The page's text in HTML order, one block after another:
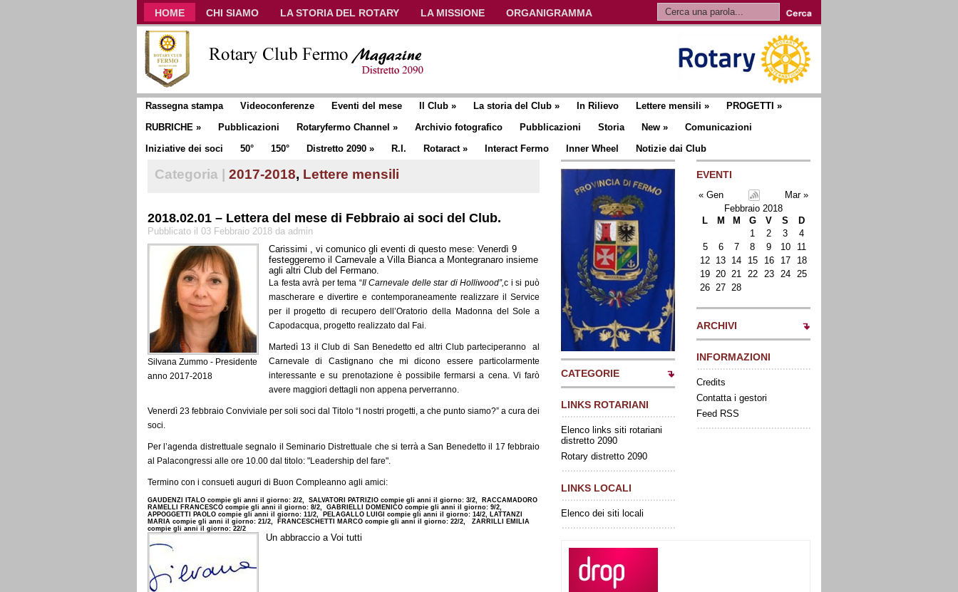
HOME CHI SIAMO LA STORIA DEL ROTARY LA MISSIONE
ORGANIGRAMMA
CLUB COMMUNICATOR
Rassegna stampa Videoconferenze Eventi del mese Il Club » La storia del Club » In Rilievo Lettere mensili » PROGETTI »
RUBRICHE » Pubblicazioni Rotaryfermo Channel » Archivio fotografico Pubblicazioni Storia New »
Comunicazioni
Iniziative dei soci
50° 150° Distretto 2090 » R.I. Rotaract» Interact Fermo Inner Wheel Notizie dai Club
Categoria | 2017-2018, Lettere mensili
2018.02.01 – Lettera del mese di Febbraio ai soci del Club.
Pubblicato il 03 Febbraio 2018 da admin
Silvana Zummo - Presidente
anno 2017-2018
Carissimi , vi comunico gli eventi di questo mese: Venerdì 9
festeggeremo il Carnevale a Villa Bianca a Montegranaro insieme
agli altri Club del Fermano.
La festa avrà per tema “Il Carnevale delle star di Holliwood”,c i si può
mascherare e divertire e contemporaneamente realizzare il Service
per il progetto di recupero dell’Oratorio della Madonna del Sole a
Capodacqua, progetto realizzato dal Fai.
Martedì 13 il Club di San Benedetto ed altri Club parteciperanno al
Carnevale di Castignano che mi dicono essere particolarmente
interessante e su prenotazione è possibile fermarsi a cena. Vi farò
avere maggiori dettagli non appena perverranno.
Venerdì 23 febbraio Conviviale per soli soci dal Titolo “I nostri progetti, a che punto siamo?” a cura dei
soci.
Per l’agenda distrettuale segnalo il Seminario Distrettuale che si terrà a San Benedetto il 17 febbraio
al Palacongressi alle ore 10.00 dal titolo: "Leadership del fare".
Termino con i consueti auguri di Buon Compleanno agli amici:
GAUDENZI ITALO compie gli anni il giorno: 2/2, SALVATORI PATRIZIO compie gli anni il giorno: 3/2, RACCAMADORO
RAMELLI FRANCESCO compie gli anni il giorno: 8/2, GABRIELLI DOMENICO compie gli anni il giorno: 9/2,
APPOGGETTI PAOLO compie gli anni il giorno: 11/2, PELAGALLO LUIGI compie gli anni il giorno: 14/2, LATTANZI
MARIA compie gli anni il giorno: 21/2, FRANCESCHETTI MARCO compie gli anni il giorno: 22/2, ZARRILLI EMILIA
compie gli anni il giorno: 22/2
Un abbraccio a Voi tutti
CATEGORIE
LINKS ROTARIANI
Elenco links siti rotariani
distretto 2090
Rotary distretto 2090
LINKS LOCALI
Elenco dei siti locali
EVENTI
« Gen
Mar »
Febbraio 2018
L
M M G V S
D
1
2 3
4
5
6 7 8 9 10
11
12 13 14 15 16 17
18
19 20 21 22 23 24
25
26 27 28
ARCHIVI
INFORMAZIONI
Credits
Contatta i gestori
Feed RSS